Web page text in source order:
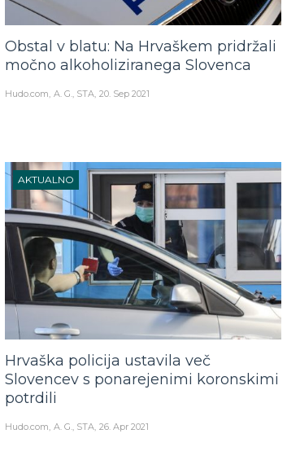
Obstal v blatu: Na Hrvaškem pridržali
močno alkoholiziranega Slovenca
Hudo.com A. G., STA 20. Sep 2021
AKTUALNO
Hrvaška policija ustavila več
Slovencev s ponarejenimi koronskimi
potrdili
Hudo.com A. G., STA 26. Apr 2021